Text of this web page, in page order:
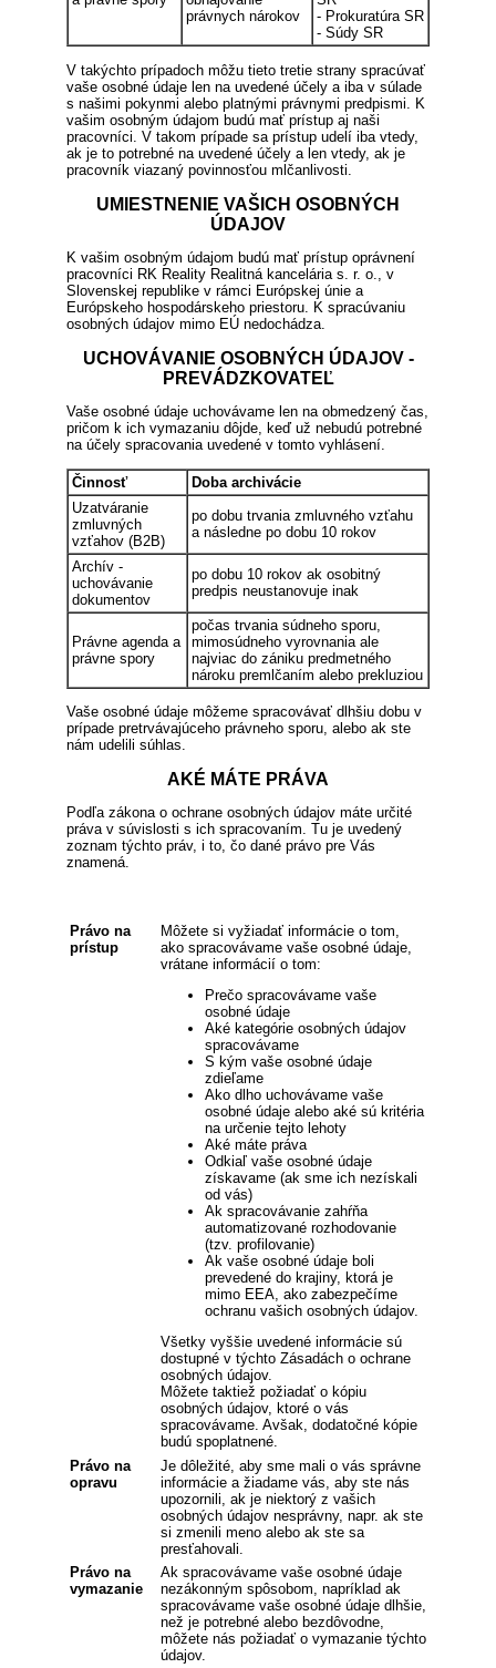
právnych nárokov
- Prokuratúra SR
- Súdy SR
V takýchto prípadoch môžu tieto tretie strany spracúvať
vaše osobné údaje len na uvedené účely a iba v súlade
s našimi pokynmi alebo platnými právnymi predpismi. K
vašim osobným údajom budú mať prístup aj naši
pracovníci. V takom prípade sa prístup udelí iba vtedy,
ak je to potrebné na uvedené účely a len vtedy, ak je
pracovník viazaný povinnosťou mlčanlivosti.
UMIESTNENIE VAŠICH OSOBNÝCH
ÚDAJOV
K vašim osobným údajom budú mať prístup oprávnení
pracovníci RK Reality Realitná kancelária s. r. o., v
Slovenskej republike v rámci Európskej únie a
Európskeho hospodárskeho priestoru. K spracúvaniu
osobných údajov mimo EÚ nedochádza.
UCHOVÁVANIE OSOBNÝCH ÚDAJOV -
PREVÁDZKOVATEĽ
Vaše osobné údaje uchovávame len na obmedzený čas,
pričom k ich vymazaniu dôjde, keď už nebudú potrebné
na účely spracovania uvedené v tomto vyhlásení.
Činnosť
Doba archivácie
Uzatváranie
zmluvných
vzťahov (B2B)
po dobu trvania zmluvného vzťahu
a následne po dobu 10 rokov
Archív -
uchovávanie
dokumentov
po dobu 10 rokov ak osobitný
predpis neustanovuje inak
Právne agenda a
právne spory
počas trvania súdneho sporu,
mimosúdneho vyrovnania ale
najviac do zániku predmetného
nároku premlčaním alebo prekluziou
Vaše osobné údaje môžeme spracovávať dlhšiu dobu v
prípade pretrvávajúceho právneho sporu, alebo ak ste
nám udelili súhlas.
AKÉ MÁTE PRÁVA
Podľa zákona o ochrane osobných údajov máte určité
práva v súvislosti s ich spracovaním. Tu je uvedený
zoznam týchto práv, i to, čo dané právo pre Vás
znamená.
Právo na
prístup
Môžete si vyžiadať informácie o tom,
ako spracovávame vaše osobné údaje,
vrátane informácií o tom:
Prečo spracovávame vaše
osobné údaje
Aké kategórie osobných údajov
spracovávame
S kým vaše osobné údaje
zdieľame
Ako dlho uchovávame vaše
osobné údaje alebo aké sú kritéria
na určenie tejto lehoty
Aké máte práva
Odkiaľ vaše osobné údaje
získavame (ak sme ich nezískali
od vás)
Ak spracovávanie zahŕňa
automatizované rozhodovanie
(tzv. profilovanie)
Ak vaše osobné údaje boli
prevedené do krajiny, ktorá je
mimo EEA, ako zabezpečíme
ochranu vašich osobných údajov.
Všetky vyššie uvedené informácie sú
dostupné v týchto Zásadách o ochrane
osobných údajov.
Môžete taktiež požiadať o kópiu
osobných údajov, ktoré o vás
spracovávame. Avšak, dodatočné kópie
budú spoplatnené.
Právo na
opravu
Je dôležité, aby sme mali o vás správne
informácie a žiadame vás, aby ste nás
upozornili, ak je niektorý z vašich
osobných údajov nesprávny, napr. ak ste
si zmenili meno alebo ak ste sa
presťahovali.
Právo na
vymazanie
Ak spracovávame vaše osobné údaje
nezákonným spôsobom, napríklad ak
spracovávame vaše osobné údaje dlhšie,
než je potrebné alebo bezdôvodne,
môžete nás požiadať o vymazanie týchto
údajov.